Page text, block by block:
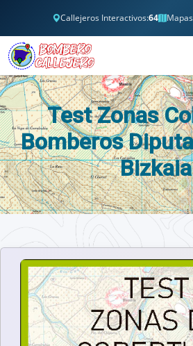
Callejeros Interactivos:64 Mapas
Test Zonas
Bomberos
Bizkaia